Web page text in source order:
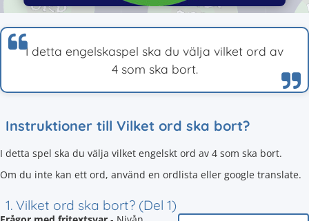
I detta engelskaspel ska du välja vilket ord av
4 som ska bort.
Instruktioner till Vilket ord ska bort?
I detta spel ska du välja vilket engelskt ord av 4 som ska bort.
Om du inte kan ett ord, använd en ordlista eller google translate.
1. Vilket ord ska bort? (Del 1)